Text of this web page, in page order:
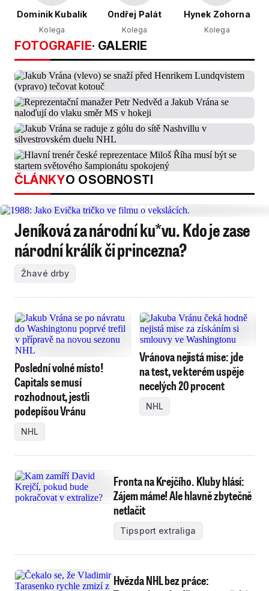
Dominik Kubalík
Kolega
Ondřej Palát
Kolega
Hynek Zohorna
Kolega
FOTOGRAFIE· GALERIE
ČLÁNKYO OSOBNOSTI
Jeníková za národní ku*vu. Kdo je zase
národní králík či princezna?
Žhavé drby
Poslední volné místo!
Capitals se musí
rozhodnout, jestli
podepíšou Vránu
NHL
Vránova nejistá mise: jde
na test, ve kterém uspěje
necelých 20 procent
NHL
Fronta na Krejčího. Kluby hlásí:
Zájem máme! Ale hlavně zbytečně
netlačit
Tipsport extraliga
Hvězda NHL bez práce: